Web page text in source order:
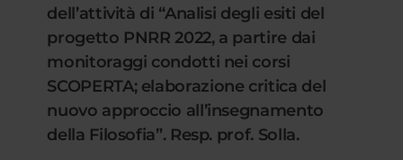
dell’attività di “Analisi degli esiti del
progetto PNRR 2022, a partire dai
monitoraggi condotti nei corsi
SCOPERTA; elaborazione critica del
nuovo approccio all’insegnamento
della Filosofia”. Resp. prof. Solla.